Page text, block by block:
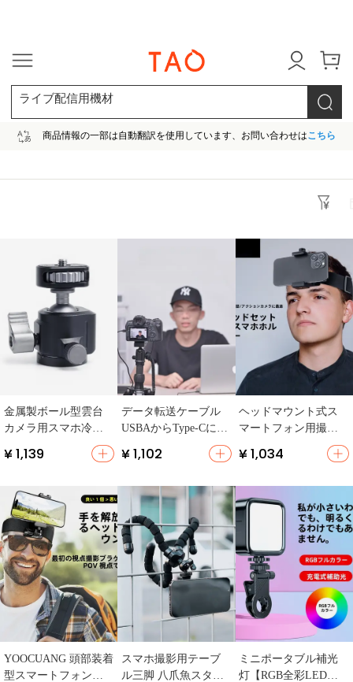
ライブ配信用機材
商品情報の一部は自動翻訳を使用しています、お問い合わせはこちら
金属製ボール型雲台
カメラ用スマホ冷靴
照明灯三脚スタンド
【簡単脱着・タブレ
¥ 1,139
データ転送ケーブル
USBAからType-Cに対
応【カメラ＆パソコ
ン接続・OTG急速充
電】
¥ 1,102
ヘッドマウント式ス
マートフォン用撮影
スタンド【一人称視
点・動画撮影・調理
¥ 1,034
YOOCUANG 頭部装着
型スマートフォン撮
スマホ撮影用テーブ
ル三脚 八爪魚スタン
ミニポータブル補光
灯【RGB全彩LED・